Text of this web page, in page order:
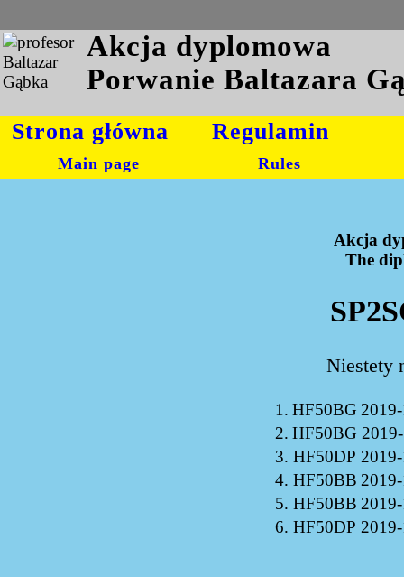
Akcja dyplomowa
Porwanie Baltazara
Strona główna
Main page
Regulamin
Rules
Akcja
The
Niestety
1. HF50BG
2. HF50BG
3. HF50DP
4. HF50BB
5. HF50BB
6. HF50DP